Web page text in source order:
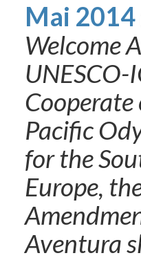
Mai 2014
Welcome
UNESCO-
Cooperate
Pacific
for the
Europe,
Aventura